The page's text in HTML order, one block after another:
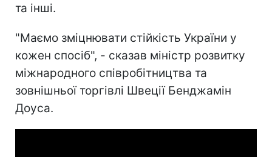
та інші.
"Маємо зміцнювати стійкість України у
кожен спосіб", - сказав міністр розвитку
міжнародного співробітництва та
зовнішньої торгівлі Швеції Бенджамін
Доуса.